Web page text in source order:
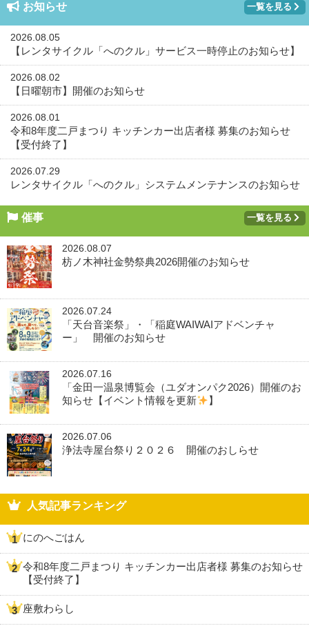
お知らせ 一覧を見る
2026.08.05
【レンタサイクル「へのクル」サービス一時停止のお知らせ】
2026.08.02
【日曜朝市】開催のお知らせ
2026.08.01
令和8年度二戸まつり キッチンカー出店者様 募集のお知らせ
【受付終了】
2026.07.29
レンタサイクル「へのクル」システムメンテナンスのお知らせ
催事 一覧を見る
2026.08.07
枋ノ木神社金勢祭典2026開催のお知らせ
2026.07.24
「天台音楽祭」・「稲庭WAIWAIアドベンチャ
ー」 開催のお知らせ
2026.07.16
「金田一温泉博覧会（ユダオンパク2026）開催のお
知らせ【イベント情報を更新
】
2026.07.06
浄法寺屋台祭り２０２６ 開催のおしらせ
人気記事ランキング
にのへごはん
令和8年度二戸まつり キッチンカー出店者様 募集のお知らせ
【受付終了】
座敷わらし